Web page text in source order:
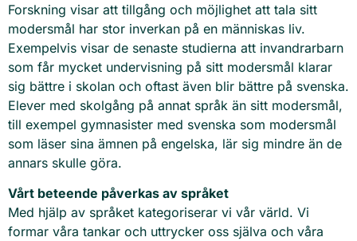
Forskning visar att tillgång och möjlighet att tala sitt
modersmål har stor inverkan på en människas liv.
Exempelvis visar de senaste studierna att invandrarbarn
som får mycket undervisning på sitt modersmål klarar
sig bättre i skolan och oftast även blir bättre på svenska.
Elever med skolgång på annat språk än sitt modersmål,
till exempel gymnasister med svenska som modersmål
som läser sina ämnen på engelska, lär sig mindre än de
annars skulle göra.
Vårt beteende påverkas av språket
Med hjälp av språket kategoriserar vi vår värld. Vi
formar våra tankar och uttrycker oss själva och våra